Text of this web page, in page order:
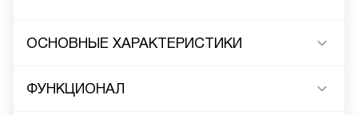
ОСНОВНЫЕ ХАРАКТЕРИСТИКИ
ФУНКЦИОНАЛ